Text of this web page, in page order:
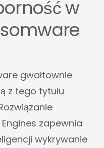
w
gwałtownie
z tego tytułu
zapewnia
wykrywanie